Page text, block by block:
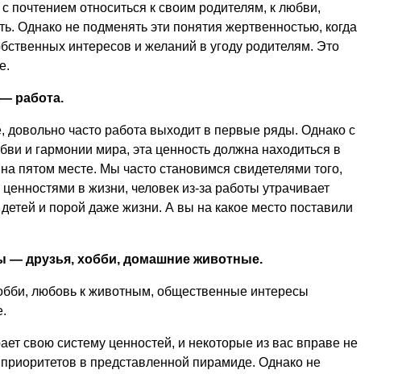
почтением относиться к своим родителям, к любви,
Однако не подменять эти понятия жертвенностью, когда
интересов и желаний в угоду родителям. Это
работа.
довольно часто работа выходит в первые ряды. Однако с
и гармонии мира, эта ценность должна находиться в
пятом месте. Мы часто становимся свидетелями того,
в жизни, человек из-за работы утрачивает
и порой даже жизни. А вы на какое место поставили
— друзья, хобби, домашние животные.
любовь к животным, общественные интересы
свою систему ценностей, и некоторые из вас вправе не
приоритетов в представленной пирамиде. Однако не